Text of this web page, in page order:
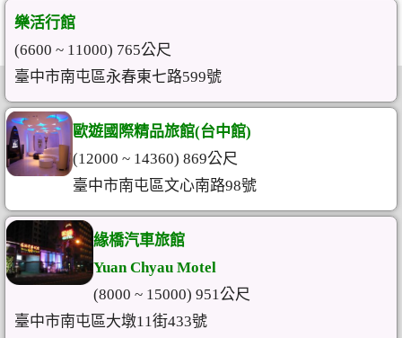
樂活行館
(6600 ~ 11000) 765公尺
臺中市南屯區永春東七路599號
歐遊國際精品旅館(台中館)
(12000 ~ 14360) 869公尺
臺中市南屯區文心南路98號
緣橋汽車旅館
Yuan Chyau Motel
(8000 ~ 15000) 951公尺
臺中市南屯區大墩11街433號